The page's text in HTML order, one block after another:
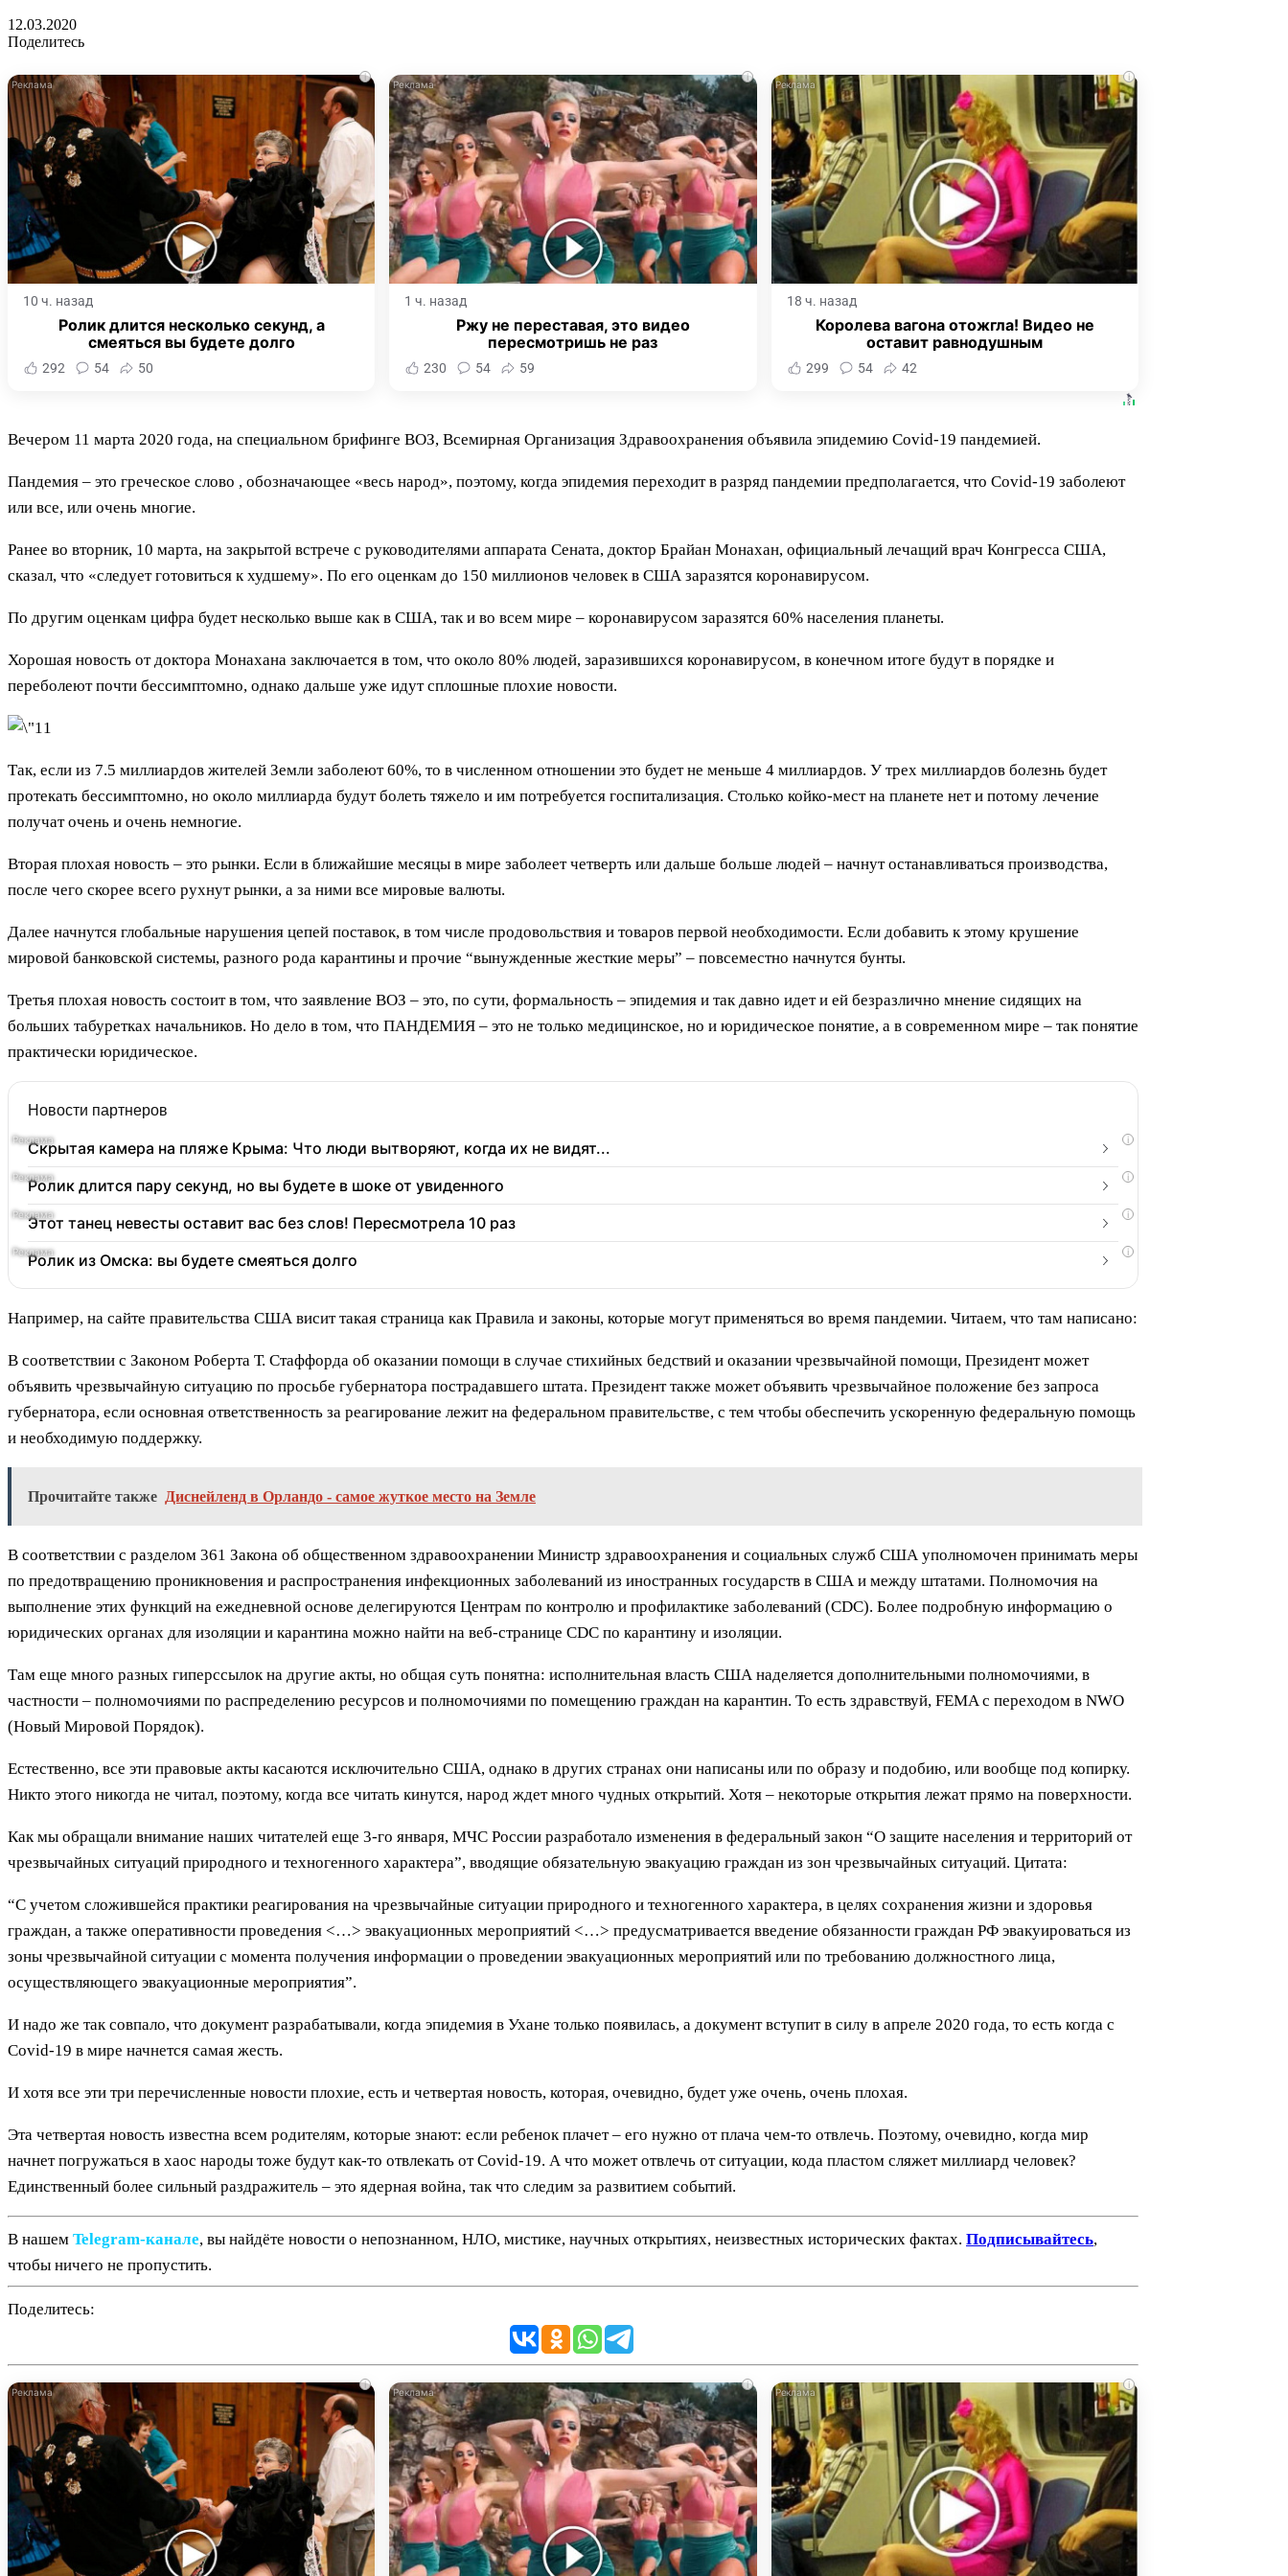
12.03.2020
Поделитесь
i
10 ч. назад
Ролик длится несколько секунд, а
смеяться вы будете долго
292 54 50
i
1 ч. назад
Ржу не переставая, это видео
пересмотришь не раз
230 54 59
i
18 ч. назад
Королева вагона отожгла! Видео не
оставит равнодушным
299 54 42
Вечером 11 марта 2020 года, на специальном брифинге ВОЗ, Всемирная Организация Здравоохранения объявила эпидемию Covid-19 пандемией.
Пандемия – это греческое слово , обозначающее «весь народ», поэтому, когда эпидемия переходит в разряд пандемии предполагается, что Covid-19 заболеют
или все, или очень многие.
Ранее во вторник, 10 марта, на закрытой встрече с руководителями аппарата Сената, доктор Брайан Монахан, официальный лечащий врач Конгресса США,
сказал, что «следует готовиться к худшему». По его оценкам до 150 миллионов человек в США заразятся коронавирусом.
По другим оценкам цифра будет несколько выше как в США, так и во всем мире – коронавирусом заразятся 60% населения планеты.
Хорошая новость от доктора Монахана заключается в том, что около 80% людей, заразившихся коронавирусом, в конечном итоге будут в порядке и
переболеют почти бессимптомно, однако дальше уже идут сплошные плохие новости.
Так, если из 7.5 миллиардов жителей Земли заболеют 60%, то в численном отношении это будет не меньше 4 миллиардов. У трех миллиардов болезнь будет
протекать бессимптомно, но около миллиарда будут болеть тяжело и им потребуется госпитализация. Столько койко-мест на планете нет и потому лечение
получат очень и очень немногие.
Вторая плохая новость – это рынки. Если в ближайшие месяцы в мире заболеет четверть или дальше больше людей – начнут останавливаться производства,
после чего скорее всего рухнут рынки, а за ними все мировые валюты.
Далее начнутся глобальные нарушения цепей поставок, в том числе продовольствия и товаров первой необходимости. Если добавить к этому крушение
мировой банковской системы, разного рода карантины и прочие “вынужденные жесткие меры” – повсеместно начнутся бунты.
Третья плохая новость состоит в том, что заявление ВОЗ – это, по сути, формальность – эпидемия и так давно идет и ей безразлично мнение сидящих на
больших табуретках начальников. Но дело в том, что ПАНДЕМИЯ – это не только медицинское, но и юридическое понятие, а в современном мире – так понятие
практически юридическое.
Новости партнеров
i
Скрытая камера на пляже Крыма: Что люди вытворяют, когда их не видят...
i
Ролик длится пару секунд, но вы будете в шоке от увиденного
i
Этот танец невесты оставит вас без слов! Пересмотрела 10 раз
i
Ролик из Омска: вы будете смеяться долго
Например, на сайте правительства США висит такая страница как Правила и законы, которые могут применяться во время пандемии. Читаем, что там написано:
В соответствии с Законом Роберта Т. Стаффорда об оказании помощи в случае стихийных бедствий и оказании чрезвычайной помощи, Президент может
объявить чрезвычайную ситуацию по просьбе губернатора пострадавшего штата. Президент также может объявить чрезвычайное положение без запроса
губернатора, если основная ответственность за реагирование лежит на федеральном правительстве, с тем чтобы обеспечить ускоренную федеральную помощь
и необходимую поддержку.
Прочитайте также Диснейленд в Орландо - самое жуткое место на Земле
В соответствии с разделом 361 Закона об общественном здравоохранении Министр здравоохранения и социальных служб США уполномочен принимать меры
по предотвращению проникновения и распространения инфекционных заболеваний из иностранных государств в США и между штатами. Полномочия на
выполнение этих функций на ежедневной основе делегируются Центрам по контролю и профилактике заболеваний (CDC). Более подробную информацию о
юридических органах для изоляции и карантина можно найти на веб-странице CDC по карантину и изоляции.
Там еще много разных гиперссылок на другие акты, но общая суть понятна: исполнительная власть США наделяется дополнительными полномочиями, в
частности – полномочиями по распределению ресурсов и полномочиями по помещению граждан на карантин. То есть здравствуй, FEMA с переходом в NWO
(Новый Мировой Порядок).
Естественно, все эти правовые акты касаются исключительно США, однако в других странах они написаны или по образу и подобию, или вообще под копирку.
Никто этого никогда не читал, поэтому, когда все читать кинутся, народ ждет много чудных открытий. Хотя – некоторые открытия лежат прямо на поверхности.
Как мы обращали внимание наших читателей еще 3-го января, МЧС России разработало изменения в федеральный закон “О защите населения и территорий от
чрезвычайных ситуаций природного и техногенного характера”, вводящие обязательную эвакуацию граждан из зон чрезвычайных ситуаций. Цитата:
“С учетом сложившейся практики реагирования на чрезвычайные ситуации природного и техногенного характера, в целях сохранения жизни и здоровья
граждан, а также оперативности проведения <…> эвакуационных мероприятий <…> предусматривается введение обязанности граждан РФ эвакуироваться из
зоны чрезвычайной ситуации с момента получения информации о проведении эвакуационных мероприятий или по требованию должностного лица,
осуществляющего эвакуационные мероприятия”.
И надо же так совпало, что документ разрабатывали, когда эпидемия в Ухане только появилась, а документ вступит в силу в апреле 2020 года, то есть когда с
Covid-19 в мире начнется самая жесть.
И хотя все эти три перечисленные новости плохие, есть и четвертая новость, которая, очевидно, будет уже очень, очень плохая.
Эта четвертая новость известна всем родителям, которые знают: если ребенок плачет – его нужно от плача чем-то отвлечь. Поэтому, очевидно, когда мир
начнет погружаться в хаос народы тоже будут как-то отвлекать от Covid-19. А что может отвлечь от ситуации, кода пластом сляжет миллиард человек?
Единственный более сильный раздражитель – это ядерная война, так что следим за развитием событий.
В нашем Telegram‑канале, вы найдёте новости о непознанном, НЛО, мистике, научных открытиях, неизвестных исторических фактах. Подписывайтесь,
чтобы ничего не пропустить.
Поделитесь:
i i i